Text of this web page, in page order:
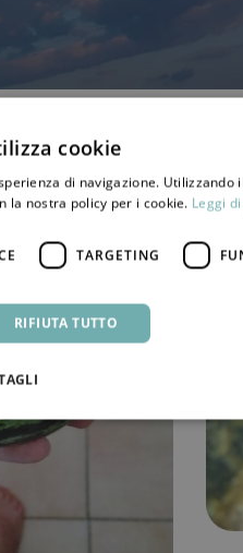
cookie
di navigazione. Utilizzando
la nostra policy per i cookie. Leggi
TARGETING
RIFIUTA TUTTO